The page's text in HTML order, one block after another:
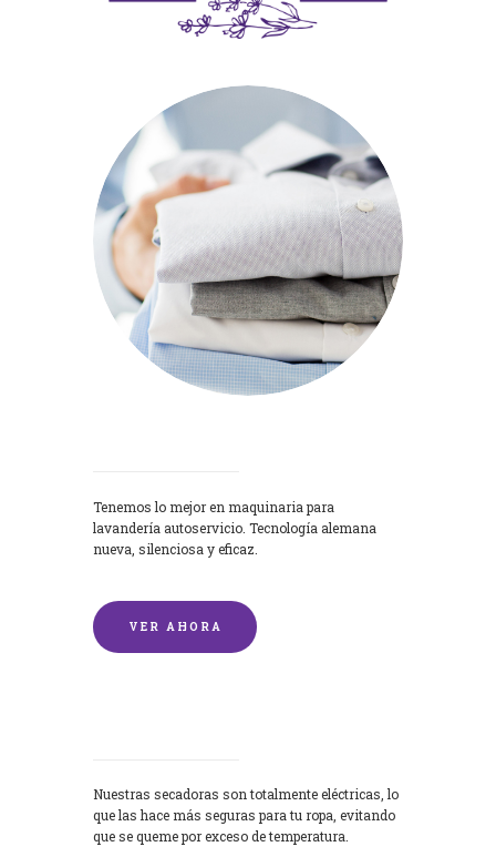
Tenemos lo mejor en maquinaria para
lavandería autoservicio. Tecnología alemana
nueva, silenciosa y eficaz.
VER AHORA
Nuestras secadoras son totalmente eléctricas, lo
que las hace más seguras para tu ropa, evitando
que se queme por exceso de temperatura.